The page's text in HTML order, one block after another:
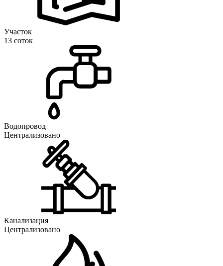
Участок
13 соток
Водопровод
Централизовано
Канализация
Централизовано